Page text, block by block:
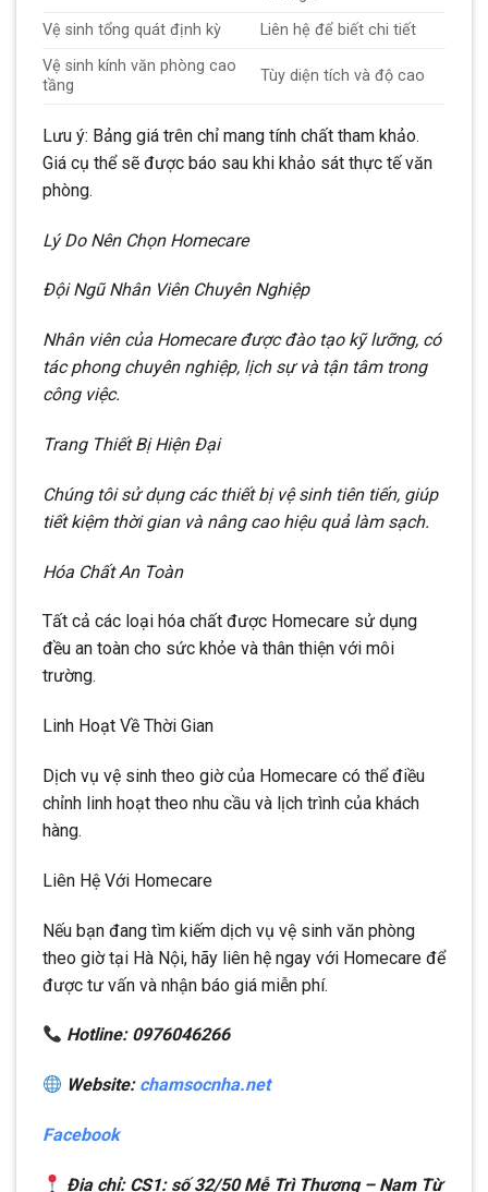
Vệ sinh tổng quát định kỳ
Liên hệ để biết chi tiết
Vệ sinh kính văn phòng cao
tầng
Tùy diện tích và độ cao
Lưu ý: Bảng giá trên chỉ mang tính chất tham khảo.
Giá cụ thể sẽ được báo sau khi khảo sát thực tế văn
phòng.
Lý Do Nên Chọn Homecare
Đội Ngũ Nhân Viên Chuyên Nghiệp
Nhân viên của Homecare được đào tạo kỹ lưỡng, có
tác phong chuyên nghiệp, lịch sự và tận tâm trong
công việc.
Trang Thiết Bị Hiện Đại
Chúng tôi sử dụng các thiết bị vệ sinh tiên tiến, giúp
tiết kiệm thời gian và nâng cao hiệu quả làm sạch.
Hóa Chất An Toàn
Tất cả các loại hóa chất được Homecare sử dụng
đều an toàn cho sức khỏe và thân thiện với môi
trường.
Linh Hoạt Về Thời Gian
Dịch vụ vệ sinh theo giờ của Homecare có thể điều
chỉnh linh hoạt theo nhu cầu và lịch trình của khách
hàng.
Liên Hệ Với Homecare
Nếu bạn đang tìm kiếm dịch vụ vệ sinh văn phòng
theo giờ tại Hà Nội, hãy liên hệ ngay với Homecare để
được tư vấn và nhận báo giá miễn phí.
Hotline: 0976046266
Website:chamsocnha.net
Facebook
Địa chỉ: CS1: số 32/50 Mễ Trì Thượng – Nam Từ